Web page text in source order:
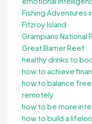
Fishing Adventures
Fitzroy Island
Grampians National
Great Barrier Reef
healthy drinks to
how to achieve
how to balance
remotely
how to be more
how to build a